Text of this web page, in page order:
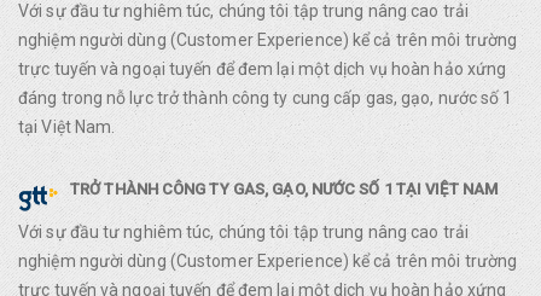
Với sự đầu tư nghiêm túc, chúng tôi tập trung nâng cao trải
nghiệm người dùng (Customer Experience) kể cả trên môi trường
trực tuyến và ngoại tuyến để đem lại một dịch vụ hoàn hảo xứng
đáng trong nỗ lực trở thành công ty cung cấp gas, gạo, nước số 1
tại Việt Nam.
TRỞ THÀNH CÔNG TY GAS, GẠO, NƯỚC SỐ 1 TẠI VIỆT NAM
Với sự đầu tư nghiêm túc, chúng tôi tập trung nâng cao trải
nghiệm người dùng (Customer Experience) kể cả trên môi trường
trực tuyến và ngoại tuyến để đem lại một dịch vụ hoàn hảo xứng